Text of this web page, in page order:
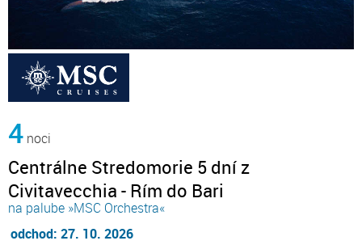
4 noci
Centrálne Stredomorie 5 dní z
Civitavecchia - Rím do Bari
na palube »MSC Orchestra«
odchod: 27. 10. 2026